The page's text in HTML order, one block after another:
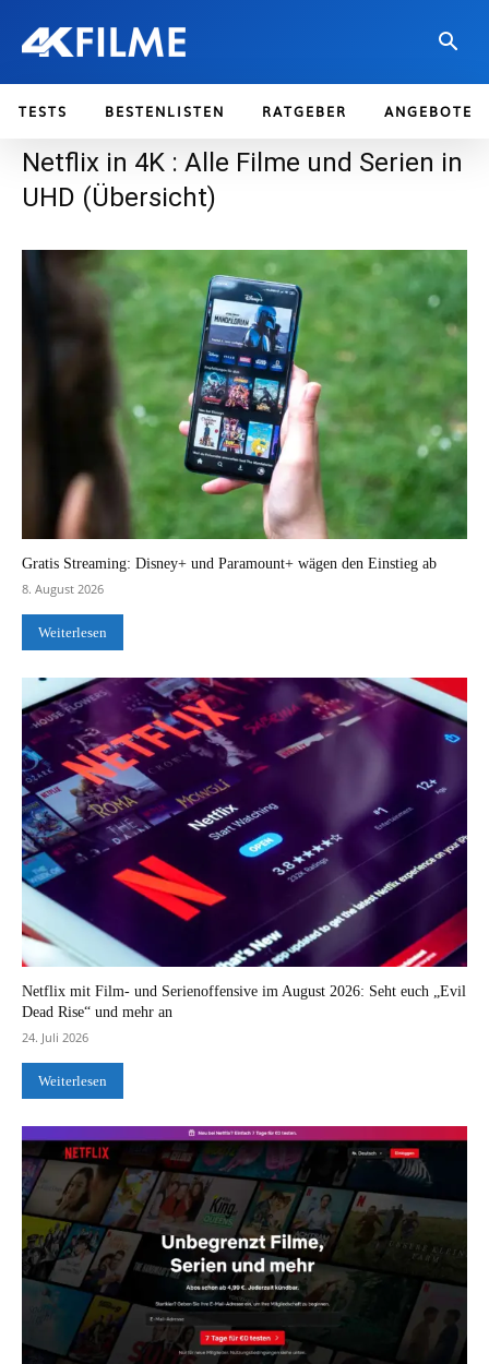
TESTS BESTENLISTEN RATGEBER ANGEBOTE
Netflix in 4K : Alle Filme und Serien in
UHD (Übersicht)
Gratis Streaming: Disney+ und Paramount+ wägen den Einstieg ab
8. August 2026
Weiterlesen
Netflix mit Film- und Serienoffensive im August 2026: Seht euch „Evil
Dead Rise“ und mehr an
24. Juli 2026
Weiterlesen